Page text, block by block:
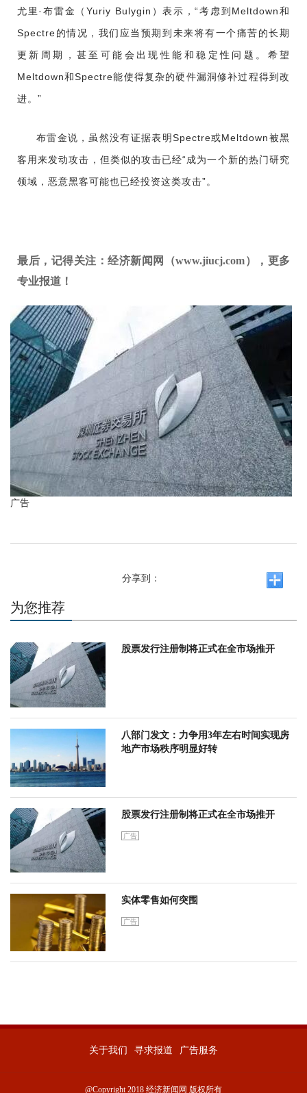
尤里·布雷金（Yuriy Bulygin）表示，“考虑到Meltdown和
Spectre的情况，我们应当预期到未来将有一个痛苦的长期
更新周期，甚至可能会出现性能和稳定性问题。希望
Meltdown和Spectre能使得复杂的硬件漏洞修补过程得到改
进。”
布雷金说，虽然没有证据表明Spectre或Meltdown被黑
客用来发动攻击，但类似的攻击已经“成为一个新的热门研究
领域，恶意黑客可能也已经投资这类攻击”。
最后，记得关注：经济新闻网（www.jiucj.com），更多
专业报道！
广告
分享到：
为您推荐
股票发行注册制将正式在全市场推开
八部门发文：力争用3年左右时间实现房
地产市场秩序明显好转
股票发行注册制将正式在全市场推开
广告
实体零售如何突围
广告
关于我们 寻求报道 广告服务
@Copyright 2018 经济新闻网 版权所有